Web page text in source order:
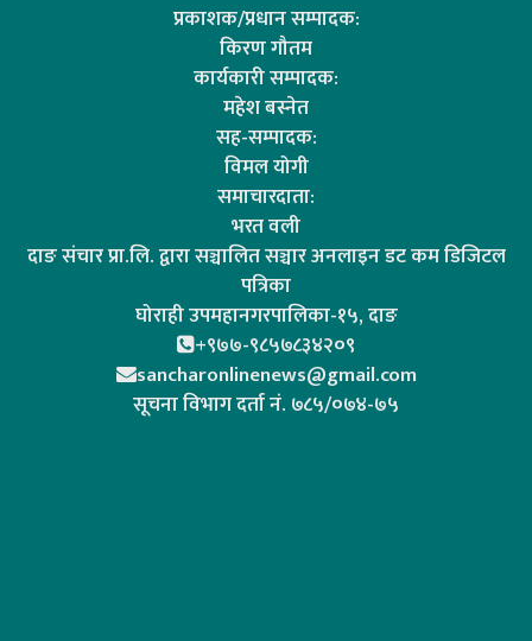
प्रकाशक/प्रधान सम्पादक:
किरण गौतम
कार्यकारी सम्पादक:
महेश बस्नेत
सह-सम्पादक:
विमल योगी
समाचारदाता:
भरत वली
दाङ संचार प्रा.लि. द्वारा सञ्चालित सञ्चार अनलाइन डट कम डिजिटल
पत्रिका
घोराही उपमहानगरपालिका-१५, दाङ
+९७७-९८५७८३४२०९
sancharonlinenews@gmail.com
सूचना विभाग दर्ता न‌ं. ७८५/०७४-७५